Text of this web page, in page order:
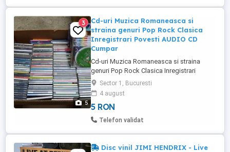
5
3
Cd-uri Muzica Romaneasca si
straina genuri Pop Rock Clasica
Inregistrari Povesti AUDIO CD
Cumpar
Cd-uri Muzica Romaneasca si straina
genuri Pop Rock Clasica Inregistrari
Povesti AUDIO CD Doresc sa si
achizitionez Cumpar indiferent de
cantitate muzica stare cd-uri cu muzica
jocuri filme!
Sector 1, Bucuresti
4 august
5 RON
Telefon validat
Disc vinil JIMI HENDRIX - Live